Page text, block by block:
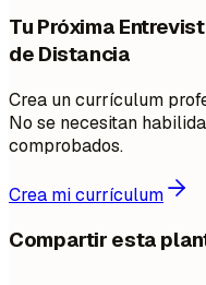
Tu Próxima
de Distancia
Crea un currículum
No se necesitan
comprobados.
Crea mi currículum
Compartir esta